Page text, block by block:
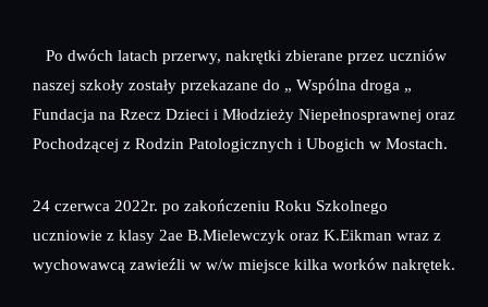
Po dwóch latach przerwy, nakrętki zbierane przez uczniów
naszej szkoły zostały przekazane do „ Wspólna droga „
Fundacja na Rzecz Dzieci i Młodzieży Niepełnosprawnej oraz
Pochodzącej z Rodzin Patologicznych i Ubogich w Mostach.
24 czerwca 2022r. po zakończeniu Roku Szkolnego
uczniowie z klasy 2ae B.Mielewczyk oraz K.Eikman wraz z
wychowawcą zawieźli w w/w miejsce kilka worków nakrętek.